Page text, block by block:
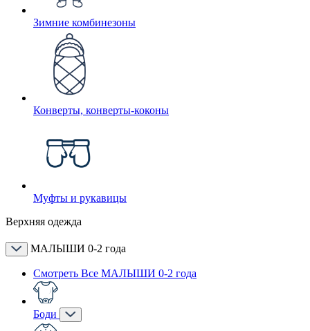
Зимние комбинезоны
Конверты, конверты-коконы
Муфты и рукавицы
Верхняя одежда
МАЛЫШИ 0-2 года
Смотреть Все МАЛЫШИ 0-2 года
Боди